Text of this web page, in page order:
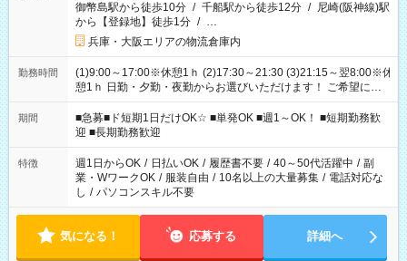
御幣島駅から徒歩10分 / 千船駅から徒歩12分 / 尼崎(阪神線)駅
から【登録地】徒歩1分 / …
兵庫・大阪エリアの物流倉庫内
勤務時間
(1)9:00～17:00※休憩1ｈ (2)17:30～21:30 (3)21:15～翌8:00※休
憩1ｈ 日勤・夕勤・夜勤からお選びいただけます！ ご希望に合
わせて働けるお仕事です(*^^*) 【その他選べる勤務時間】 8-17
時/9-17時/9-18時/10-18時/11-21時/18-22時/20-翌4時/21-翌5
時/22-翌6時/0-翌8時 ご自身のご都合で選んで頂ける完全自由シ
フト！
期間
■急募■ド短期1日だけOK☆ ■単発OK ■週1～OK！ ■短期勤務歓
迎 ■長期勤務歓迎
特徴 週1日からOK / 日払いOK / 履歴書不要 / 40～50代活躍中 / 副
業・WワークOK / 服装自由 / 10名以上の大量募集 / 電話対応な
し / パソコンスキル不要
気になる！ 応募する 詳細へ